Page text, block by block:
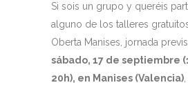
Si sois un grupo y queréis
alguno de los talleres
Oberta Manises, jornada
sábado, 17 de septiembre
20h), en Manises (Valencia)